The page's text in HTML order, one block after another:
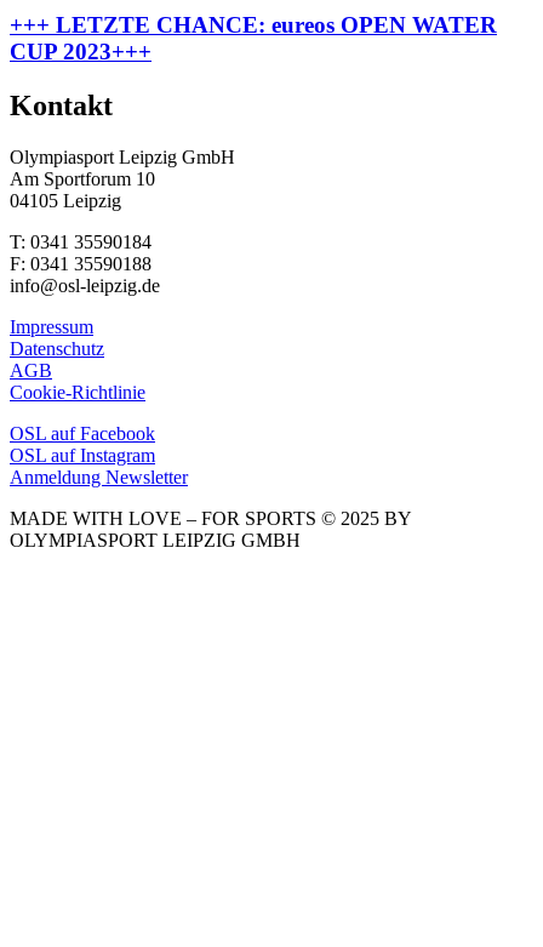
+++ LETZTE CHANCE: eureos OPEN WATER
CUP 2023+++
Kontakt
Olympiasport Leipzig GmbH
Am Sportforum 10
04105 Leipzig
T: 0341 35590184
F: 0341 35590188
info@osl-leipzig.de
Impressum
Datenschutz
AGB
Cookie-Richtlinie
OSL auf Facebook
OSL auf Instagram
Anmeldung Newsletter
MADE WITH LOVE – FOR SPORTS © 2025 BY
OLYMPIASPORT LEIPZIG GMBH